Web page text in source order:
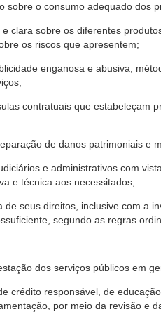
sobre o consumo adequado dos
clara sobre os diferentes
os riscos que
enganosa e abusiva,
contratuais que estabeleçam
de danos patrimoniais e
e administrativos com
e técnica aos necessitados;
de seus direitos, inclusive com a
segundo as regras
dos serviços públicos em
crédito responsável, de
por meio da revisão